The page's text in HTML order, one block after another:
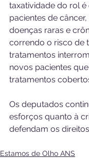
taxatividade do rol
pacientes de
doenças raras e
correndo o risco de
tratamentos
novos pacientes
tratamentos
Os deputados
esforços quanto à
defendam os
Estamos de Olho ANS